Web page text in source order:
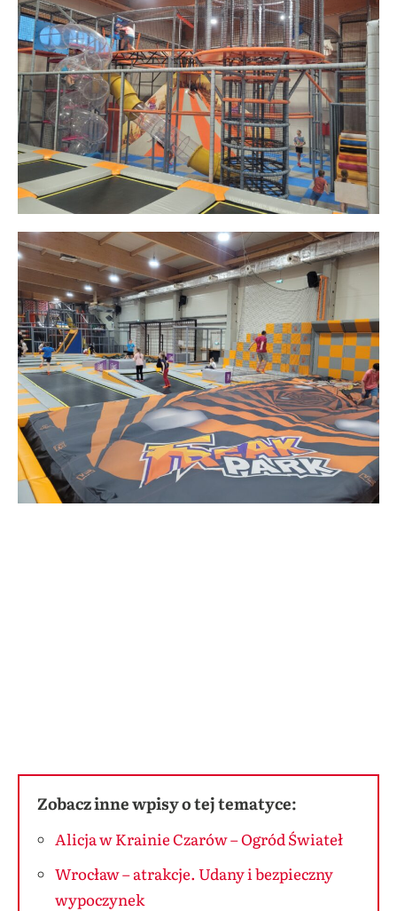
Zobacz inne wpisy o tej tematyce:
Alicja w Krainie Czarów – Ogród Świateł
Wrocław – atrakcje. Udany i bezpieczny
wypoczynek